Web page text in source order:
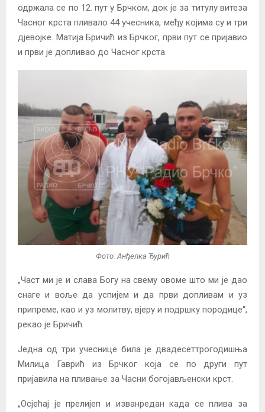
одржала се по 12. пут у Брчком, док је за титулу витеза
Часног крста пливало 44 учесника, међу којима су и три
дјевојке. Матија Бричић из Брчког, први пут се пријавио
и први је допливао до Часног крста.
Фото: Анђелка Ђурић
„Част ми је и слава Богу на свему овоме што ми је дао
снаге и воље да успијем и да први допливам и уз
припреме, као и уз молитву, вјеру и подршку породице“,
рекао је Бричић.
Једна од три учеснице била је двадесеттрогодишња
Милица Гаврић из Брчког која се по други пут
пријавила на пливање за Часни богојављенски крст.
„Осјећај је прелијеп и изванредан када се плива за